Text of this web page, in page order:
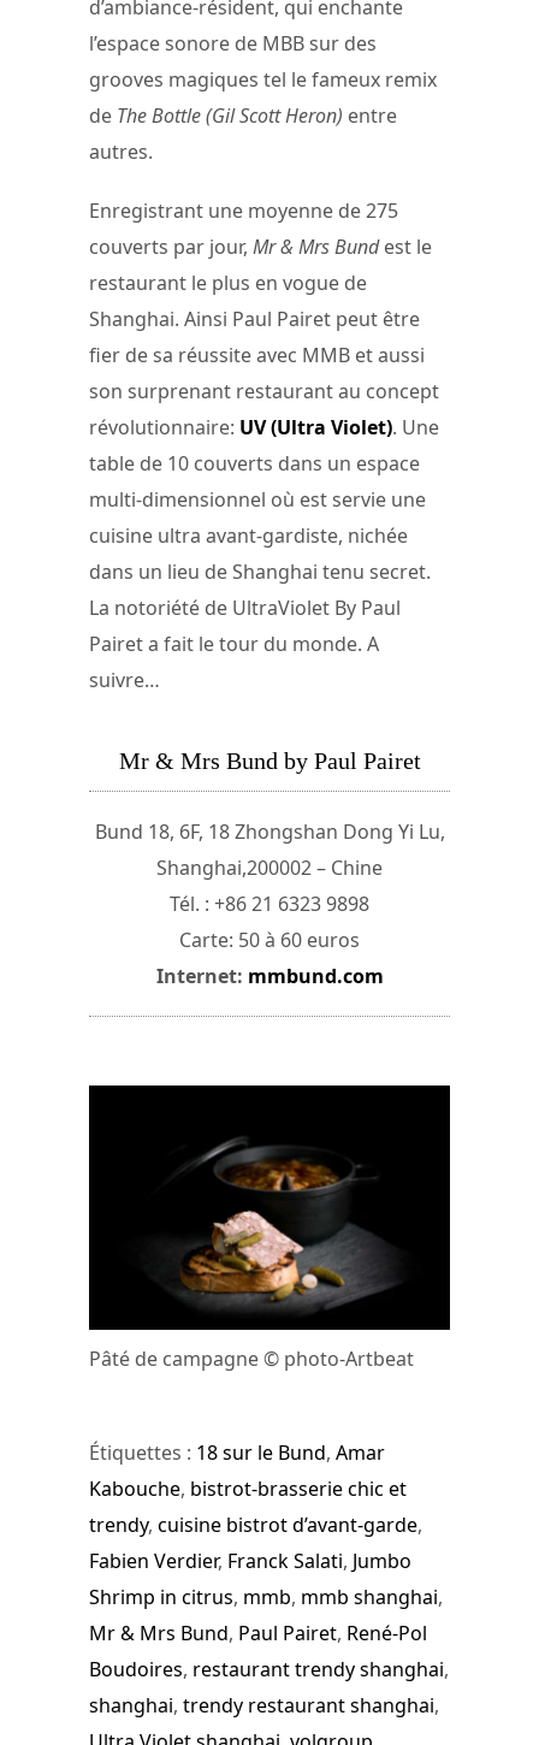
d’ambiance-résident, qui enchante
l’espace sonore de MBB sur des
grooves magiques tel le fameux remix
de The Bottle (Gil Scott Heron) entre
autres.
Enregistrant une moyenne de 275
couverts par jour, Mr & Mrs Bundest le
restaurant le plus en vogue de
Shanghai. Ainsi Paul Pairet peut être
fier de sa réussite avec MMB et aussi
son surprenant restaurant au concept
révolutionnaire: UV(Ultra Violet). Une
table de 10 couverts dans un espace
multi-dimensionnel où est servie une
cuisine ultra avant-gardiste, nichée
dans un lieu de Shanghai tenu secret.
La notoriété de UltraViolet By Paul
Pairet a fait le tour du monde. A
suivre…
Mr & Mrs Bund by Paul Pairet
Bund 18, 6F, 18 Zhongshan Dong Yi Lu,
Shanghai,200002 – Chine
Tél. : +86 21 6323 9898
Carte: 50 à 60 euros
Internet: mmbund.com
Pâté de campagne © photo-Artbeat
Étiquettes : 18 sur le Bund, Amar
Kabouche, bistrot-brasserie chic et
trendy, cuisine bistrot d’avant-garde,
Fabien Verdier, Franck Salati, Jumbo
Shrimp in citrus, mmb, mmb shanghai,
Mr & Mrs Bund, Paul Pairet, René-Pol
Boudoires, restaurant trendy shanghai,
shanghai, trendy restaurant shanghai,